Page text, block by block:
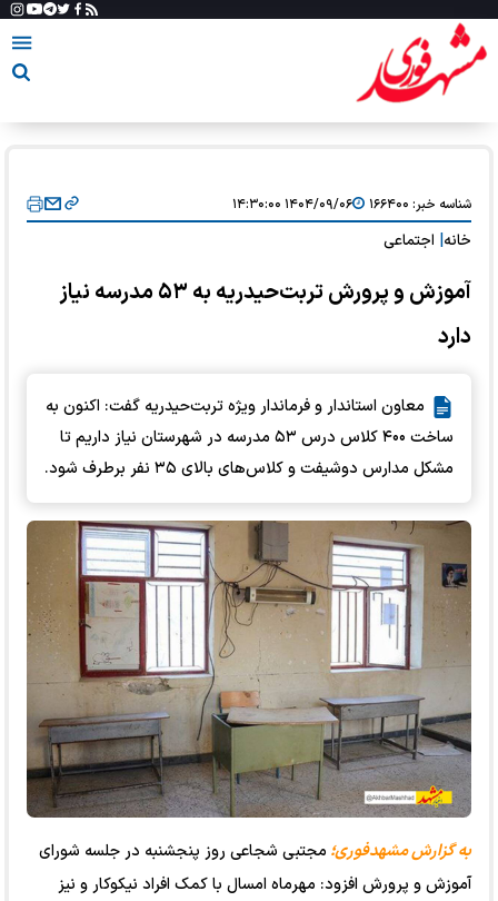
شناسه خبر: ۱۶۶۴۰۰ ۱۴۰۴/۰۹/۰۶ ۱۴:۳۰:۰۰
خانه اجتماعی
آموزش و پرورش تربت‌حیدریه به ۵۳ مدرسه نیاز
دارد
معاون استاندار و فرماندار ویژه تربت‌حیدریه گفت: اکنون به
ساخت ۴۰۰ کلاس درس ۵۳ مدرسه در شهرستان نیاز داریم تا
مشکل مدارس دوشیفت و کلاس‌های بالای ۳۵ نفر برطرف شود.
به گزارش مشهدفوری؛ مجتبی شجاعی روز پنجشنبه در جلسه شورای
آموزش و پرورش افزود: مهرماه امسال با کمک افراد نیکوکار و نیز